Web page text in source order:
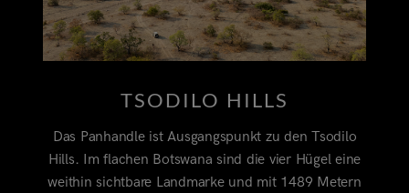
TSODILO HILLS
Das Panhandle ist Ausgangspunkt zu den Tsodilo
Hills. Im flachen Botswana sind die vier Hügel eine
weithin sichtbare Landmarke und mit 1489 Metern